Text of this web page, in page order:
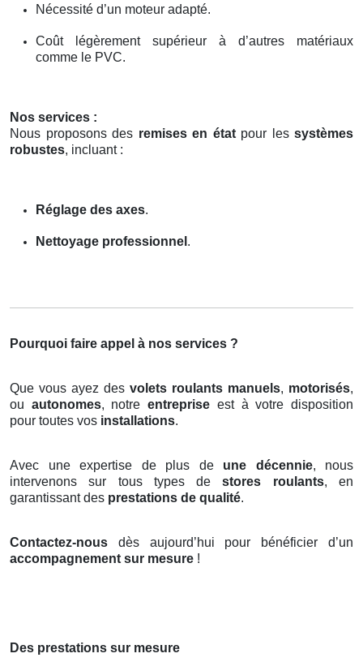
Nécessité d’un moteur adapté.
Coût légèrement supérieur à d’autres matériaux
comme le PVC.
Nos services :
Nous proposons des remises en étatpour les systèmes
robustes, incluant :
Réglage des axes.
Nettoyage professionnel .
Pourquoi faire appel à nos services ?
Que vous ayez des volets roulants manuels, motorisés,
ou autonomes, notreentreprise est à votre disposition
pour toutes vos installations.
Avec une expertise de plus de une décennie, nous
intervenons sur tous types destores roulants, en
garantissant des prestations de qualité.
Contactez-nous dès aujourd’hui pour bénéficier d’un
accompagnement sur mesure !
Des prestations sur mesure